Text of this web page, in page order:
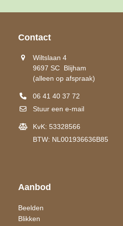
Contact
Wiltslaan 4
9697 SC Blijham
(alleen op afspraak)
06 41 40 37 72
Stuur een e-mail
KvK: 53328566
BTW: NL001936636B85
Aanbod
Beelden
Blikken